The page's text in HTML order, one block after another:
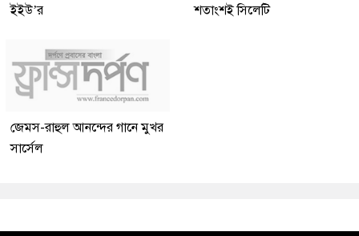
ইইউ’র
শতাংশই সিলেটি
জেমস-রাহুল আনন্দের গানে মুখর
সার্সেল